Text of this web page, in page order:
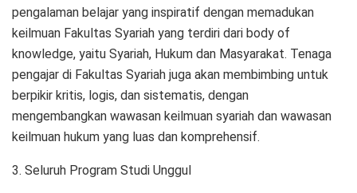
pengalaman belajar yang inspiratif dengan memadukan
keilmuan Fakultas Syariah yang terdiri dari body of
knowledge, yaitu Syariah, Hukum dan Masyarakat. Tenaga
pengajar di Fakultas Syariah juga akan membimbing untuk
berpikir kritis, logis, dan sistematis, dengan
mengembangkan wawasan keilmuan syariah dan wawasan
keilmuan hukum yang luas dan komprehensif.
3. Seluruh Program Studi Unggul